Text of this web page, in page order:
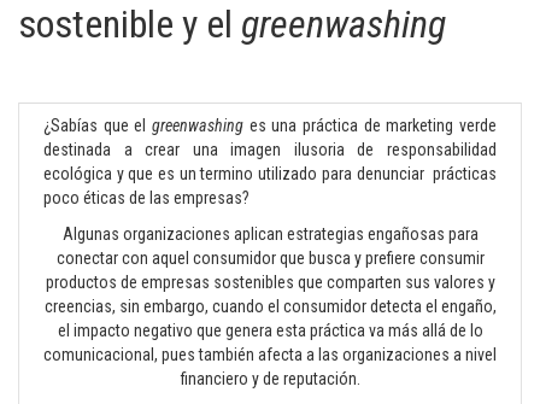
sostenible y el greenwashing
¿Sabías que el greenwashing es una práctica de marketing verde
destinada a crear una imagen ilusoria de responsabilidad
ecológica y que es un termino utilizado para denunciar prácticas
poco éticas de las empresas?
Algunas organizaciones aplican estrategias engañosas para
conectar con aquel consumidor que busca y prefiere consumir
productos de empresas sostenibles que comparten sus valores y
creencias, sin embargo, cuando el consumidor detecta el engaño,
el impacto negativo que genera esta práctica va más allá de lo
comunicacional, pues también afecta a las organizaciones a nivel
financiero y de reputación.